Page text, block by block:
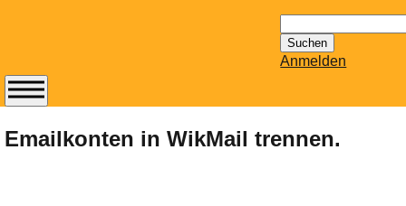
nach:
Anmelden
Emailkonten in WikMail trennen.
Abonnieren Sie den
14-tägig